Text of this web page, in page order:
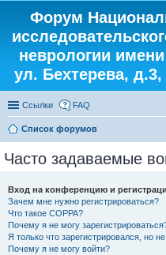
Форум
неврологии
ул. Бехтерева, д.3,
Ссылки FAQ
Список форумов
Часто задаваемые
Вход на конференцию и
Зачем мне нужно регистрироваться?
Что такое COPPA?
Почему я не могу
Я только что зарегистрировался, но
Почему я не могу войти?